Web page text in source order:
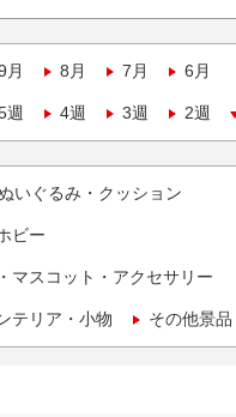
月 8月 7月 6月
週 4週 3週 2週
いぐるみ・クッション
ビー
マスコット・アクセサリー
テリア・小物 その他景品